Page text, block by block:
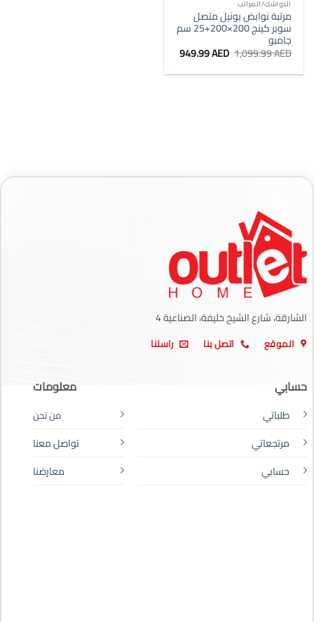
الدواشك/المراتب
مرتبة نوابض بونيل متصل
سوبر كينج 200×200+25 سم
جامبو
1,099.99AED السعر
الأصلي
هو:
1,099.99 AED.
949.99AED السعر
هو:
949.99 AED.
الشارقة، شارع الشيخ خليفة، الصناعية 4
الموقع اتصل بنا راسلنا
حسابي
طلباتي
مرتجعاتي
حسابي
معلومات
من نحن
تواصل معنا
معارضنا